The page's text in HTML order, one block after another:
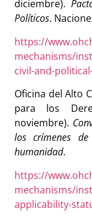
diciembre).
Políticos.
https://
mechanisms/
civil-and-
Oficina del Alto
para los
noviembre).
los crímenes
humanidad.
https://
mechanisms/
applicability-